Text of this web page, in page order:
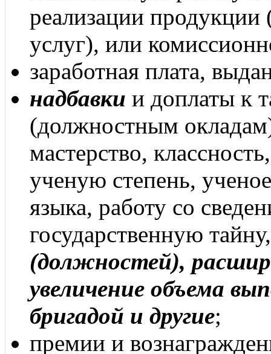
реализации продукции
услуг), или
заработная плата,
надбавки и доплаты к
(должностным
мастерство,
ученую степень,
языка, работу со
государственную
(должностей),
увеличение объема
бригадой и другие;
премии и